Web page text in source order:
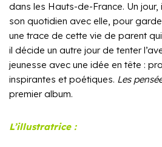
dans les Hauts-de-France. Un jour,
son quotidien avec elle, pour
une trace de cette vie de parent
il décide un autre jour de tenter
jeunesse avec une idée en tête :
inspirantes et poétiques. Les
premier album.
L’illustratrice :